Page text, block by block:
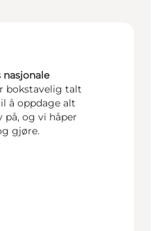
bokstavelig talt
å oppdage alt
på, og vi håper
gjøre.